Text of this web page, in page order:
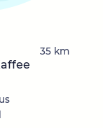
35 km